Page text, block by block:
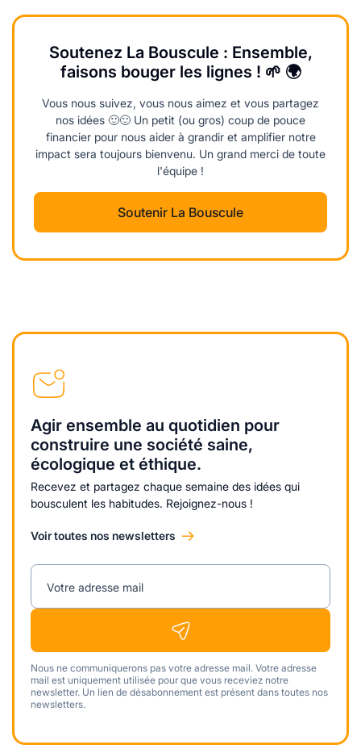
Soutenez La Bouscule : Ensemble,
faisons bouger les lignes ! 🌱 🌍
Vous nous suivez, vous nous aimez et vous partagez
nos idées 🙂🙂 Un petit (ou gros) coup de pouce
financier pour nous aider à grandir et amplifier notre
impact sera toujours bienvenu. Un grand merci de toute
l'équipe !
Soutenir La Bouscule
Agir ensemble au quotidien pour
construire une société saine,
écologique et éthique.
Recevez et partagez chaque semaine des idées qui
bousculent les habitudes. Rejoignez-nous !
Voir toutes nos newsletters
Votre adresse mail
Nous ne communiquerons pas votre adresse mail. Votre adresse
mail est uniquement utilisée pour que vous receviez notre
newsletter. Un lien de désabonnement est présent dans toutes nos
newsletters.